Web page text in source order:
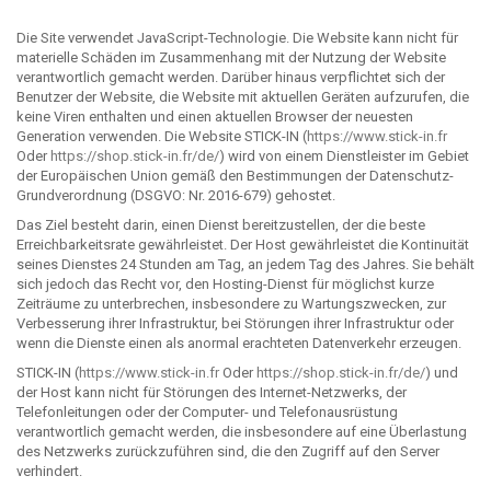
Die Site verwendet JavaScript-Technologie. Die Website kann nicht für
materielle Schäden im Zusammenhang mit der Nutzung der Website
verantwortlich gemacht werden. Darüber hinaus verpflichtet sich der
Benutzer der Website, die Website mit aktuellen Geräten aufzurufen, die
keine Viren enthalten und einen aktuellen Browser der neuesten
Generation verwenden. Die Website STICK-IN (https://www.stick-in.fr
Oder https://shop.stick-in.fr/de/) wird von einem Dienstleister im Gebiet
der Europäischen Union gemäß den Bestimmungen der Datenschutz-
Grundverordnung (DSGVO: Nr. 2016-679) gehostet.
Das Ziel besteht darin, einen Dienst bereitzustellen, der die beste
Erreichbarkeitsrate gewährleistet. Der Host gewährleistet die Kontinuität
seines Dienstes 24 Stunden am Tag, an jedem Tag des Jahres. Sie behält
sich jedoch das Recht vor, den Hosting-Dienst für möglichst kurze
Zeiträume zu unterbrechen, insbesondere zu Wartungszwecken, zur
Verbesserung ihrer Infrastruktur, bei Störungen ihrer Infrastruktur oder
wenn die Dienste einen als anormal erachteten Datenverkehr erzeugen.
STICK-IN (https://www.stick-in.fr Oder https://shop.stick-in.fr/de/) und
der Host kann nicht für Störungen des Internet-Netzwerks, der
Telefonleitungen oder der Computer- und Telefonausrüstung
verantwortlich gemacht werden, die insbesondere auf eine Überlastung
des Netzwerks zurückzuführen sind, die den Zugriff auf den Server
verhindert.